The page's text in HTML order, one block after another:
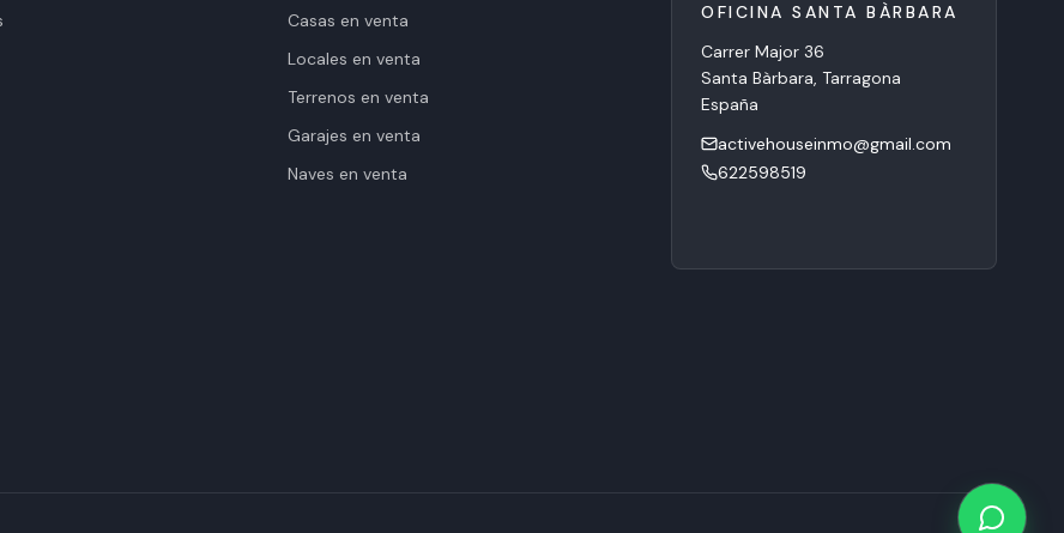
Casas en venta
Locales en venta
Terrenos en venta
Garajes en venta
Naves en venta
OFICINA SANTA BÀRBARA
Carrer Major 36
Santa Bàrbara, Tarragona
España
activehouseinmo@gmail.com
622598519